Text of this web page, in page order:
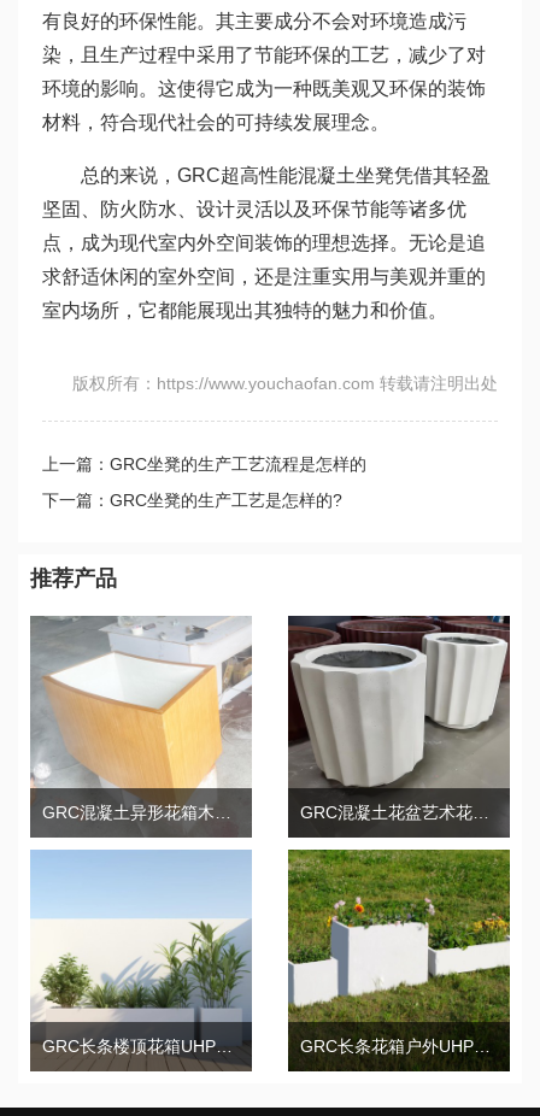
有良好的环保性能。其主要成分不会对环境造成污
染，且生产过程中采用了节能环保的工艺，减少了对
环境的影响。这使得它成为一种既美观又环保的装饰
材料，符合现代社会的可持续发展理念。
总的来说，GRC超高性能混凝土坐凳凭借其轻盈
坚固、防火防水、设计灵活以及环保节能等诸多优
点，成为现代室内外空间装饰的理想选择。无论是追
求舒适休闲的室外空间，还是注重实用与美观并重的
室内场所，它都能展现出其独特的魅力和价值。
版权所有：https://www.youchaofan.com 转载请注明出处
上一篇：GRC坐凳的生产工艺流程是怎样的
下一篇：GRC坐凳的生产工艺是怎样的?
推荐产品
GRC混凝土异形花箱木纹UHPC景观花盆 GRC混凝土花盆艺术花箱UHPC造型花钵
GRC长条楼顶花箱UHPC混凝土长条花盆 GRC长条花箱户外UHPC混凝土种植花盆